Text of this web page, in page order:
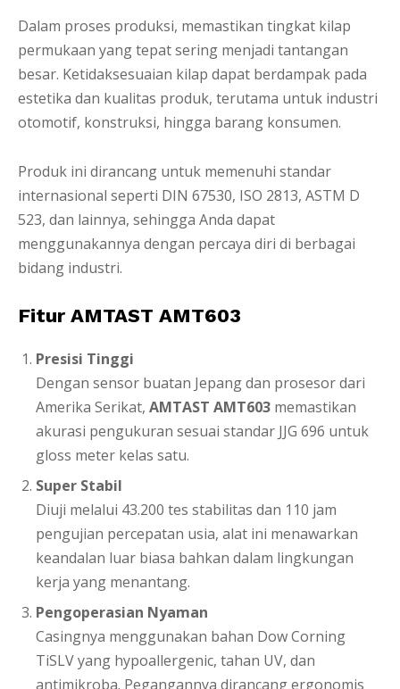
Dalam proses produksi, memastikan tingkat kilap
permukaan yang tepat sering menjadi tantangan
besar. Ketidaksesuaian kilap dapat berdampak pada
estetika dan kualitas produk, terutama untuk industri
otomotif, konstruksi, hingga barang konsumen.
Produk ini dirancang untuk memenuhi standar
internasional seperti DIN 67530, ISO 2813, ASTM D
523, dan lainnya, sehingga Anda dapat
menggunakannya dengan percaya diri di berbagai
bidang industri.
Fitur AMTAST AMT603
Presisi Tinggi
Dengan sensor buatan Jepang dan prosesor dari
Amerika Serikat, AMTAST AMT603 memastikan
akurasi pengukuran sesuai standar JJG 696 untuk
gloss meter kelas satu.
Super Stabil
Diuji melalui 43.200 tes stabilitas dan 110 jam
pengujian percepatan usia, alat ini menawarkan
keandalan luar biasa bahkan dalam lingkungan
kerja yang menantang.
Pengoperasian Nyaman
Casingnya menggunakan bahan Dow Corning
TiSLV yang hypoallergenic, tahan UV, dan
antimikroba. Pegangannya dirancang ergonomis